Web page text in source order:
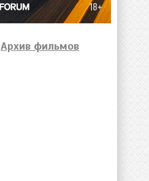
Архив фильмов